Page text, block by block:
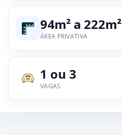
94m² a 222m²
ÁREA PRIVATIVA
1 ou 3
VAGAS